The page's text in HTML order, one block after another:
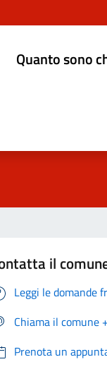
Quanto sono
il
Leggi le domande
Chiama il comune
Prenota un